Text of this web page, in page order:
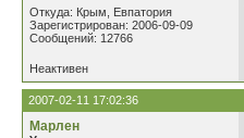
Откуда: Крым, Евпатория
Зарегистрирован: 2006-09-09
Сообщений: 12766
Неактивен
2007-02-11 17:02:36
Марлен